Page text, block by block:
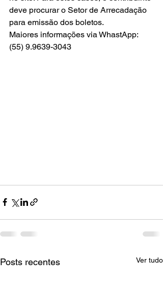
deve procurar o Setor de Arrecadação
para emissão dos boletos.
Maiores informações via WhastApp:
(55) 9.9639-3043
Posts recentes Ver tudo